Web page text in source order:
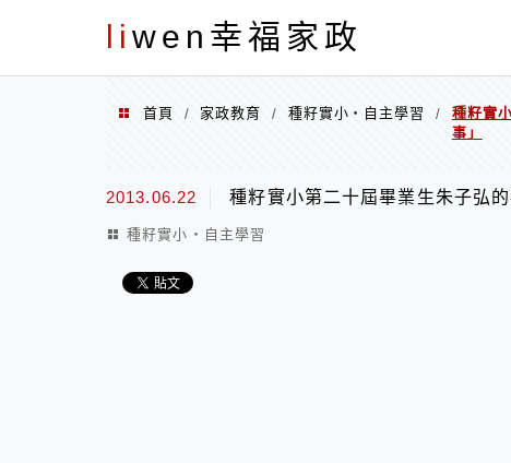
li wen幸福家政
menu
首頁 / 家政教育 / 種籽實小‧自主學習 /
種籽實
事」
2013.06.22 種籽實小第二十屆畢業生朱子弘
種籽實小‧自主學習